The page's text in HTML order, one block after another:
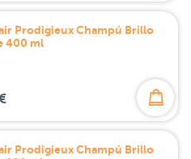
Prodigieux Champú Brillo
400 ml
Prodigieux Champú Brillo